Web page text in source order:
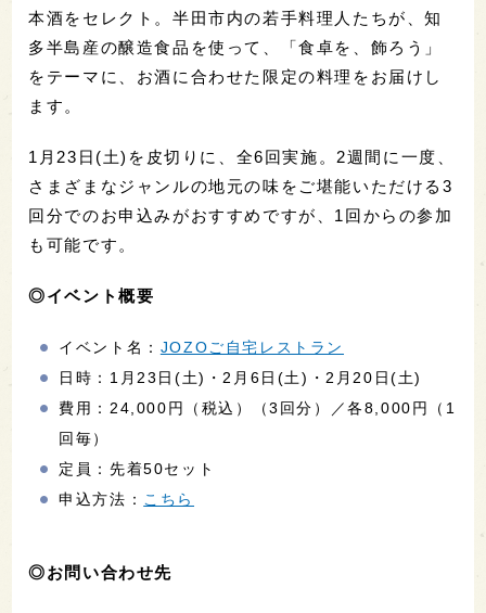
本酒をセレクト。半田市内の若手料理人たちが、知
多半島産の醸造食品を使って、「食卓を、飾ろう」
をテーマに、お酒に合わせた限定の料理をお届けし
ます。
1月23日(土)を皮切りに、全6回実施。2週間に一度、
さまざまなジャンルの地元の味をご堪能いただける3
回分でのお申込みがおすすめですが、1回からの参加
も可能です。
◎イベント概要
イベント名： JOZOご自宅レストラン
日時：1月23日(土)・2月6日(土)・2月20日(土)
費用：24,000円（税込）（3回分）／各8,000円（1
回毎）
定員：先着50セット
申込方法： こちら
◎お問い合わせ先